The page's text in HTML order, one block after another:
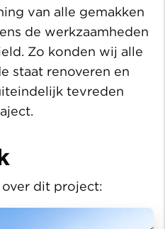
van alle gemakken
de werkzaamheden
Zo konden wij alle
staat renoveren en
tevreden
dit project: